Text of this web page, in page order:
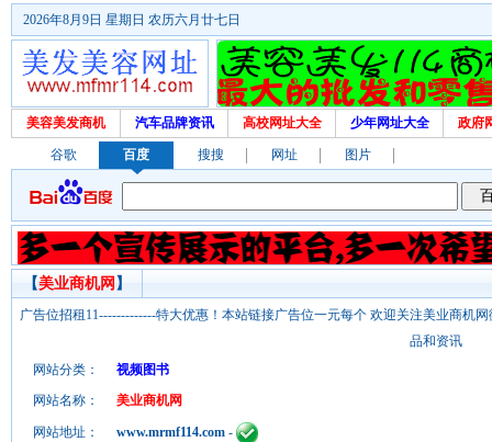
2026年8月9日 星期日 农历六月廿七日
美容美发商机 汽车品牌资讯 高校网址大全 少年网址大全 政府
谷歌 百度 搜搜 网址 图片
【美业商机网 】
广告位招租11-------------特大优惠！本站链接广告位一元每个 欢迎关注美业商机
品和资讯
网站分类：
视频图书
网站名称：
美业商机网
网站地址： www.mrmf114.com -